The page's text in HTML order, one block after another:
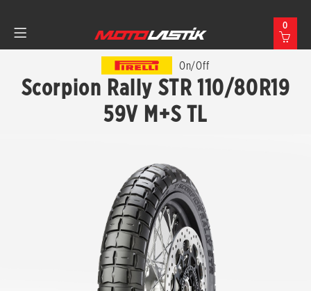
0
On/Off
Scorpion Rally STR 110/80R19
59V M+S TL